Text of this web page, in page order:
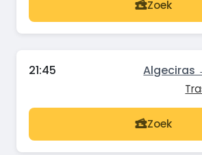
Zoek
21:45 Algeciras
Zoek